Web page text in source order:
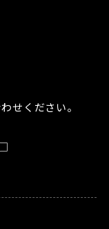
せください。